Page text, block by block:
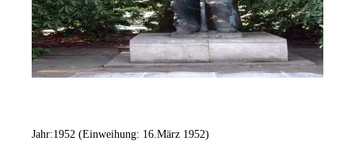
Jahr:1952 (Einweihung: 16.März 1952)